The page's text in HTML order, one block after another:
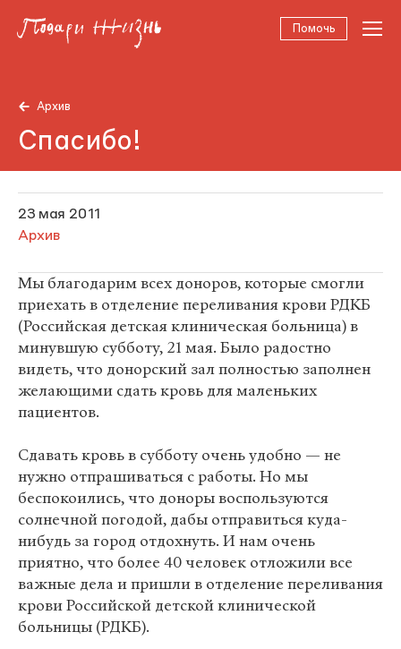
Помочь
Архив
Спасибо!
23 мая 2011
Архив
Мы благодарим всех доноров, которые смогли
приехать в отделение переливания крови РДКБ
(Российская детская клиническая больница) в
минувшую субботу, 21 мая. Было радостно
видеть, что донорский зал полностью заполнен
желающими сдать кровь для маленьких
пациентов.
Сдавать кровь в субботу очень удобно — не
нужно отпрашиваться с работы. Но мы
беспокоились, что доноры воспользуются
солнечной погодой, дабы отправиться куда-
нибудь за город отдохнуть. И нам очень
приятно, что более 40 человек отложили все
важные дела и пришли в отделение переливания
крови Российской детской клинической
больницы (РДКБ).